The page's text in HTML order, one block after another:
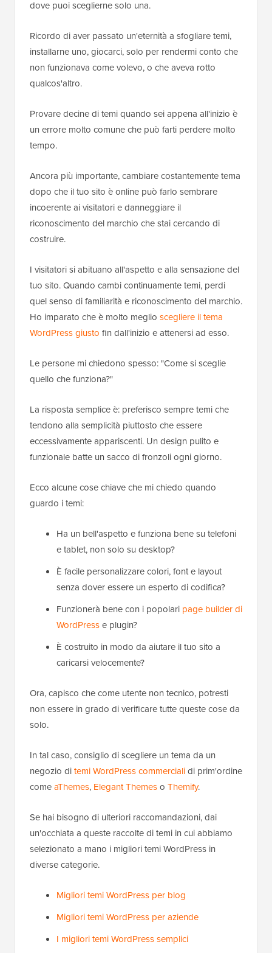
dove puoi sceglierne solo una.
Ricordo di aver passato un'eternità a sfogliare temi,
installarne uno, giocarci, solo per rendermi conto che
non funzionava come volevo, o che aveva rotto
qualcos'altro.
Provare decine di temi quando sei appena all'inizio è
un errore molto comune che può farti perdere molto
tempo.
Ancora più importante, cambiare costantemente tema
dopo che il tuo sito è online può farlo sembrare
incoerente ai visitatori e danneggiare il
riconoscimento del marchio che stai cercando di
costruire.
I visitatori si abituano all'aspetto e alla sensazione del
tuo sito. Quando cambi continuamente temi, perdi
quel senso di familiarità e riconoscimento del marchio.
Ho imparato che è molto meglio scegliere il tema
WordPress giusto fin dall'inizio e attenersi ad esso.
Le persone mi chiedono spesso: "Come si sceglie
quello che funziona?"
La risposta semplice è: preferisco sempre temi che
tendono alla semplicità piuttosto che essere
eccessivamente appariscenti. Un design pulito e
funzionale batte un sacco di fronzoli ogni giorno.
Ecco alcune cose chiave che mi chiedo quando
guardo i temi:
Ha un bell'aspetto e funziona bene su telefoni
e tablet, non solo su desktop?
È facile personalizzare colori, font e layout
senza dover essere un esperto di codifica?
Funzionerà bene con i popolari page builder di
WordPresse plugin?
È costruito in modo da aiutare il tuo sito a
caricarsi velocemente?
Ora, capisco che come utente non tecnico, potresti
non essere in grado di verificare tutte queste cose da
solo.
In tal caso, consiglio di scegliere un tema da un
negozio ditemi WordPress commercialidi prim'ordine
comeaThemes, Elegant Themeso Themify.
Se hai bisogno di ulteriori raccomandazioni, dai
un'occhiata a queste raccolte di temi in cui abbiamo
selezionato a mano i migliori temi WordPress in
diverse categorie.
Migliori temi WordPress per blog
Migliori temi WordPress per aziende
I migliori temi WordPress semplici